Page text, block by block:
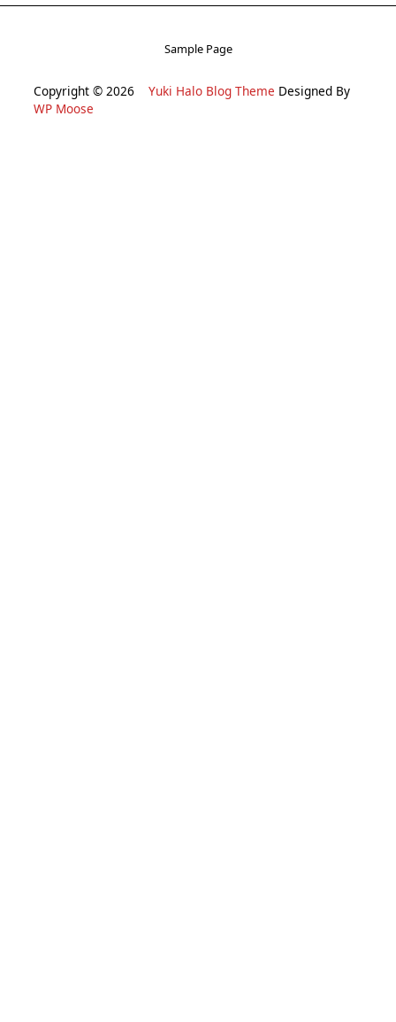
Sample Page
Copyright © 2026 Yuki Halo Blog Theme Designed By
WP Moose